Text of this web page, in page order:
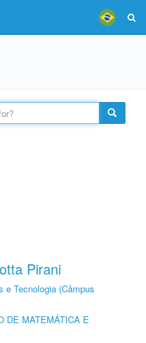
Pirani
e Tecnologia (Câmpus
DE MATEMÁTICA E